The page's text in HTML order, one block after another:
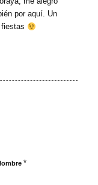
por aquí. Un
*